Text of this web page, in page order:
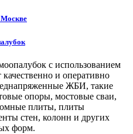
с использованием
и оперативно
ЖБИ, такие
опоры, мостовые сваи,
плиты, плиты
стен, колонн и других
форм.